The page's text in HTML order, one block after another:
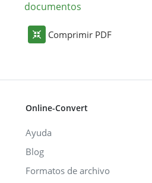
documentos
Comprimir PDF
Online-Convert
Ayuda
Blog
Formatos de archivo